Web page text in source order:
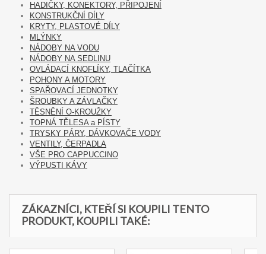
HADIČKY, KONEKTORY, PŘIPOJENÍ
KONSTRUKČNÍ DÍLY
KRYTY, PLASTOVÉ DÍLY
MLÝNKY
NÁDOBY NA VODU
NÁDOBY NA SEDLINU
OVLÁDACÍ KNOFLÍKY, TLAČÍTKA
POHONY A MOTORY
SPAŘOVACÍ JEDNOTKY
ŠROUBKY A ZÁVLAČKY
TĚSNĚNÍ O-KROUŽKY
TOPNÁ TĚLESA a PÍSTY
TRYSKY PÁRY, DÁVKOVAČE VODY
VENTILY, ČERPADLA
VŠE PRO CAPPUCCINO
VÝPUSTI KÁVY
ZÁKAZNÍCI, KTEŘÍ SI KOUPILI TENTO
PRODUKT, KOUPILI TAKÉ: